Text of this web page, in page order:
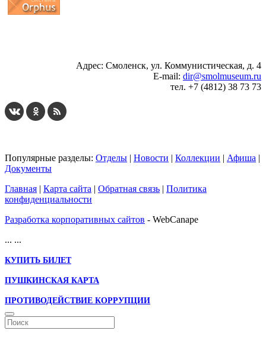
Адрес: Смоленск, ул. Коммунистическая, д. 4
E-mail: dir@smolmuseum.ru
тел. +7 (4812) 38 73 73
Популярные разделы: Отделы | Новости | Коллекции | Афиша |
Документы
Главная | Карта сайта | Обратная связь | Политика
конфиденциальности
Разработка корпоративных сайтов - WebCanape
... ...
КУПИТЬ БИЛЕТ
ПУШКИНСКАЯ КАРТА
ПРОТИВОДЕЙСТВИЕ КОРРУПЦИИ